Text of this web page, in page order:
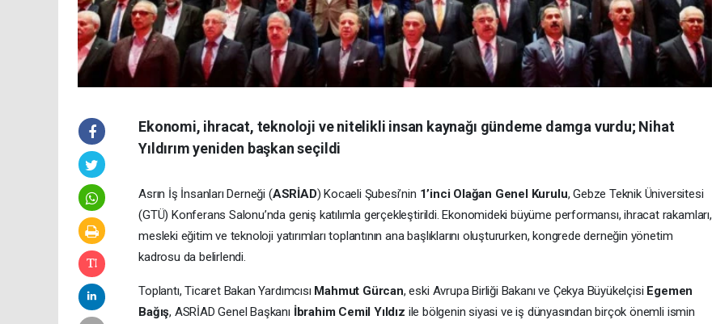
Ekonomi, ihracat, teknoloji ve nitelikli insan kaynağı gündeme damga vurdu; Nihat
Yıldırım yeniden başkan seçildi
Asrın İş İnsanları Derneği (ASRİAD) Kocaeli Şubesi’nin 1’inci Olağan Genel Kurulu, Gebze Teknik Üniversitesi
(GTÜ) Konferans Salonu’nda geniş katılımla gerçekleştirildi. Ekonomideki büyüme performansı, ihracat rakamları,
mesleki eğitim ve teknoloji yatırımları toplantının ana başlıklarını oluştururken, kongrede derneğin yönetim
kadrosu da belirlendi.
Toplantı, Ticaret Bakan Yardımcısı Mahmut Gürcan, eski Avrupa Birliği Bakanı ve Çekya Büyükelçisi Egemen
Bağış, ASRİAD Genel Başkanı İbrahim Cemil Yıldız ile bölgenin siyasi ve iş dünyasından birçok önemli ismin